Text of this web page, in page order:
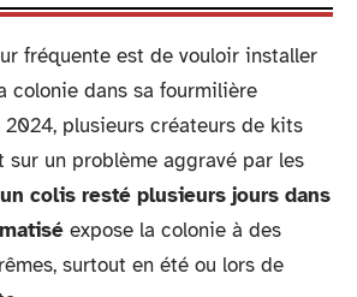
fréquente est de vouloir installer
colonie dans sa fourmilière
plusieurs créateurs de kits
sur un problème aggravé par les
un colis resté plusieurs jours dans
expose la colonie à des
surtout en été ou lors de